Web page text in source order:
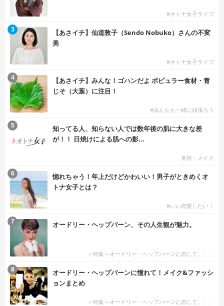
#オトナ女子ライフ
【あさイチ】仙道敦子（Sendo Nobuko）さんの不変
美
#オトナ女子ライフ
3
【あさイチ】みんな！ゴハンだよ ポピュラー食材・青
じそ（大葉）に注目！
#みんなも一緒に頑張ろう
4
知ってる人、知らない人では数年後の肌に大きな差
が！！ 日焼けによる肌への影...
美容・メイク
5
惚れちゃう！年上だけどかわいい！男子がときめくオ
トナ女子とは？
#いい恋愛したい！
6
オードリー・ヘップバーン、その人生観が魅力。
＜特集＞オードリー・ヘップバーンに恋して。。。
7
オードリー・ヘップバーンに憧れて！メイク&ファッシ
ョンまとめ
＜特集＞オードリー・ヘップバーンに恋して。。。
8